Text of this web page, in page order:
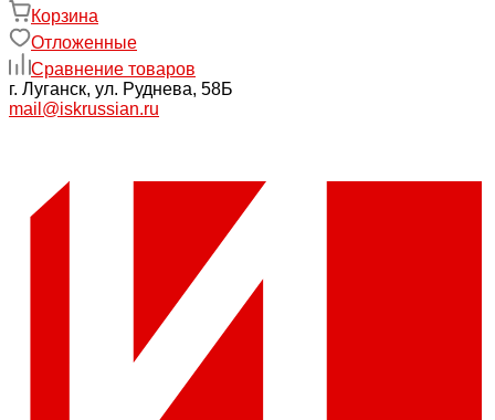
Корзина
Отложенные
Сравнение товаров
г. Луганск, ул. Руднева, 58Б
mail@iskrussian.ru